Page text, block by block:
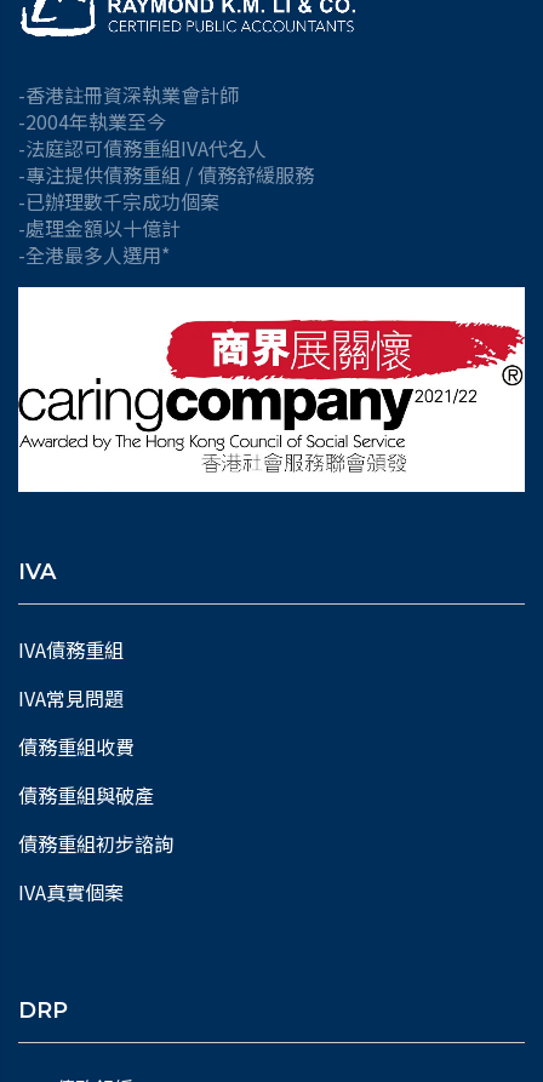
-香港註冊資深執業會計師
-2004年執業至今
-法庭認可債務重組IVA代名人
-專注提供債務重組 / 債務舒緩服務
-已辦理數千宗成功個案
-處理金額以十億計
-全港最多人選用*
IVA
IVA債務重組
IVA常見問題
債務重組收費
債務重組與破產
債務重組初步諮詢
IVA真實個案
DRP